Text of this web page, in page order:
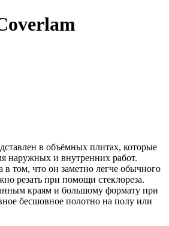
в объёмных плитах, которые
наружных и внутренних работ.
в том, что он заметно легче обычного
резать при помощи стеклореза.
краям и большому формату при
бесшовное полотно на полу или